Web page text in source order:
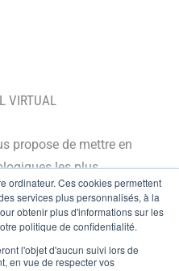
ordinateur. Ces cookies permettent
services plus personnalisés, à la
obtenir plus d'informations sur les
politique de confidentialité.
l'objet d'aucun suivi lors de
en vue de respecter vos
VIRTUAL
propose de mettre en
les plus
Orienté BtoB, le
à tous ceux qui désirent
les technologies
de valeur ou